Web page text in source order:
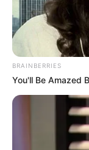
BRAINBERRIES
You'll Be Amazed